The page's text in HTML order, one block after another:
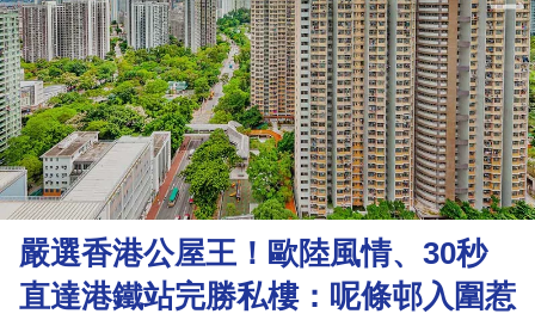
題
投
資
樓
市
理
財
商
嚴選香港公屋王！歐陸風情、30秒
直達港鐵站完勝私樓：呢條邨入圍惹